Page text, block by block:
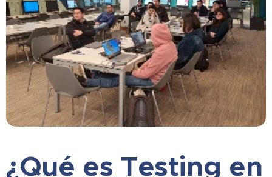
¿Qué es Testing en